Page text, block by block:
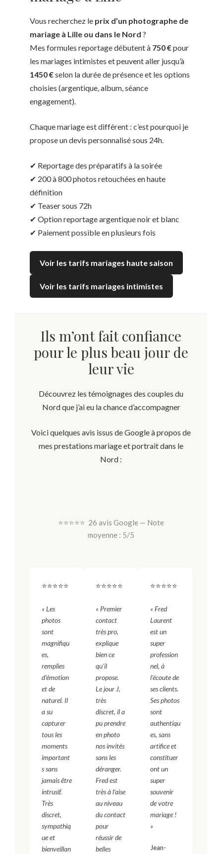
Vous recherchez le prix d’un photographe de
mariage à Lille ou dans le Nord ?
Mes formules reportage débutent à 750 €pour
les mariages intimistes et peuvent aller jusqu’à
1450 €selon la durée de présence et les options
choisies (argentique, album, séance
engagement).
Chaque mariage est différent : c’est pourquoi je
propose un devis personnalisé sous 24h.
✔ Reportage des préparatifs à la soirée
✔ 200 à 800 photos retouchées en haute
définition
✔ Teaser sous 72h
✔ Option reportage argentique noir et blanc
✔ Paiement possible en plusieurs fois
Voir les tarifs mariages haute saison
Voir les tarifs mariages intimistes
Ils m’ont fait confiance
pour le plus beau jour de
leur vie
Découvrez les témoignages des couples du
Nord que j’ai eu la chance d’accompagner
Voici quelques avis issus de Google à propos de
mes prestations mariage et portrait dans le
Nord :
⭐⭐⭐⭐⭐ 26 avis Google — Note
moyenne : 5/5
⭐⭐⭐⭐⭐
« Les
photos
sont
magnifiqu
es,
remplies
d’émotion
et de
naturel. Il
a su
capturer
tous les
moments
important
s sans
jamais être
intrusif.
Très
discret,
sympathiq
ue et
bienveillan
⭐⭐⭐⭐⭐
« Premier
contact
très pro,
explique
bien ce
qu’il
propose.
Le jour J,
très
discret, il a
pu prendre
en photo
nos invités
sans les
déranger.
Fred est
très à l’aise
au niveau
du contact
pour
réussir de
belles
⭐⭐⭐⭐⭐
« Fred
Laurent
est un
super
profession
nel, à
l’écoute de
ses clients.
Ses photos
sont
authentiqu
es, sans
artifice et
constituer
ont un
super
souvenir
de votre
mariage !
»
Jean-